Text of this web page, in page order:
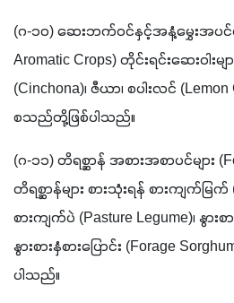
(ဂ-၁၀) ဆေးဘက်ဝင်နှင့်အနံ့မွှေးအပင်မျ
Aromatic Crops) တိုင်းရင်းဆေးဝါး
(Cinchona)၊ ဇီယာ၊ စပါးလင် (Lemon
စသည်တို့ဖြစ်ပါသည်။
(ဂ-၁၁) တိရစ္ဆာန် အစားအစာပင်များ
တိရစ္ဆာန်များ စားသုံးရန် စားကျက်မြက်
စားကျက်ပဲ (Pasture Legume)၊ နွားစာ
နွားစားနှံစားပြောင်း (Forage
ပါသည်။